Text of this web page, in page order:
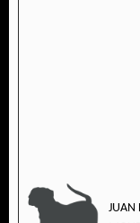
JUAN